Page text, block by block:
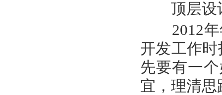
顶层设
2012年
开发工作
先要有一
宜，理清思